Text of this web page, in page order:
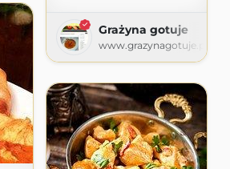
Grażyna gotuje
www.grazynagotuje.pl